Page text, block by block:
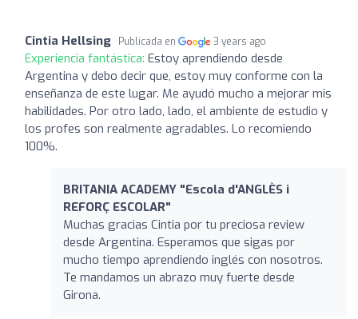
Cintia Hellsing Publicada en 3 years ago
Experiencia fantástica: Estoy aprendiendo desde
Argentina y debo decir que, estoy muy conforme con la
enseñanza de este lugar. Me ayudó mucho a mejorar mis
habilidades. Por otro lado, lado, el ambiente de estudio y
los profes son realmente agradables. Lo recomiendo
100%.
BRITANIA ACADEMY "Escola d'ANGLÈS i
REFORÇ ESCOLAR"
Muchas gracias Cintia por tu preciosa review
desde Argentina. Esperamos que sigas por
mucho tiempo aprendiendo inglés con nosotros.
Te mandamos un abrazo muy fuerte desde
Girona.